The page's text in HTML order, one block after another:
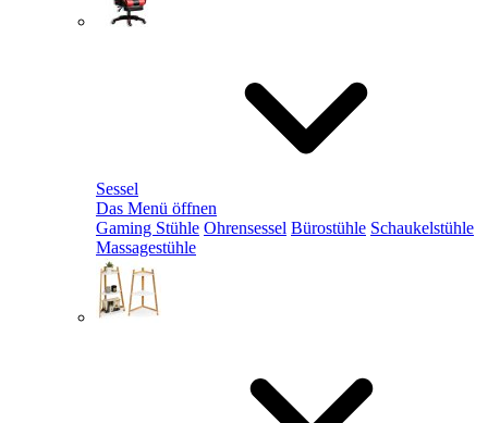
Sessel
Das Menü öffnen
Gaming Stühle Ohrensessel Bürostühle Schaukelstühle
Massagestühle